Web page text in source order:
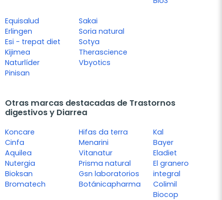
Equisalud
Erlingen
Esi - trepat diet
Kijimea
Naturlíder
Pinisan
Sakai
Soria natural
Sotya
Therascience
Vbyotics
Otras marcas destacadas de Trastornos
digestivos y Diarrea
Koncare
Cinfa
Aquilea
Nutergia
Bioksan
Bromatech
Hifas da terra
Menarini
Vitanatur
Prisma natural
Gsn laboratorios
Botánicapharma
Kal
Bayer
Eladiet
El granero
integral
Colimil
Biocop